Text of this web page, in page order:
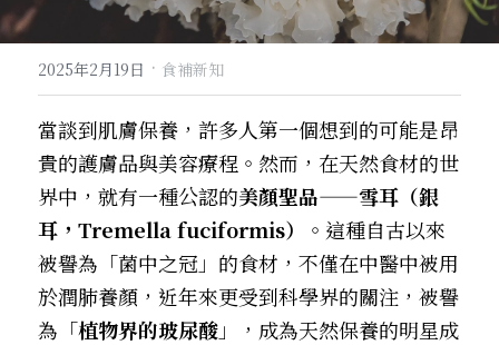
水澤甜品
滋補小吃
菜單
加盟我們
聯絡我們
線上點餐
加入會員
線上點餐
2025年2月19日 · 食補新知
當談到肌膚保養，許多人第一個想到的可能是昂
貴的護膚品與美容療程。然而，在天然食材的世
界中，就有一種公認的美顏聖品——雪耳（銀
耳，Tremella fuciformis）
。這種自古以來
被譽為「菌中之冠」的食材，不僅在中醫中被用
於潤肺養顏，近年來更受到科學界的關注，被譽
為「植物界的玻尿酸」，成為天然保養的明星成